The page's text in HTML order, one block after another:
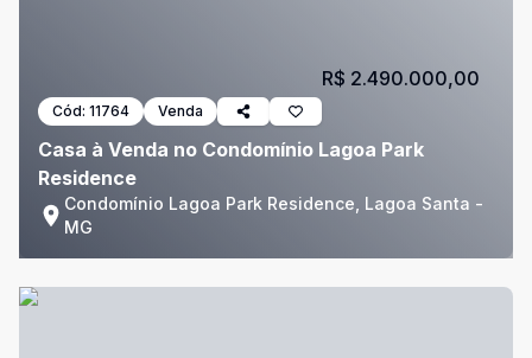
Cód: 11764 Venda
Casa à Venda no Condomínio Lagoa Park
Residence
Condomínio Lagoa Park Residence, Lagoa Santa -
MG
R$ 2.490.000,00